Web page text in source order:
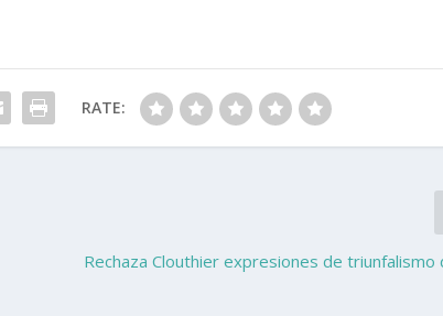
RATE:
Rechaza Clouthier expresiones de